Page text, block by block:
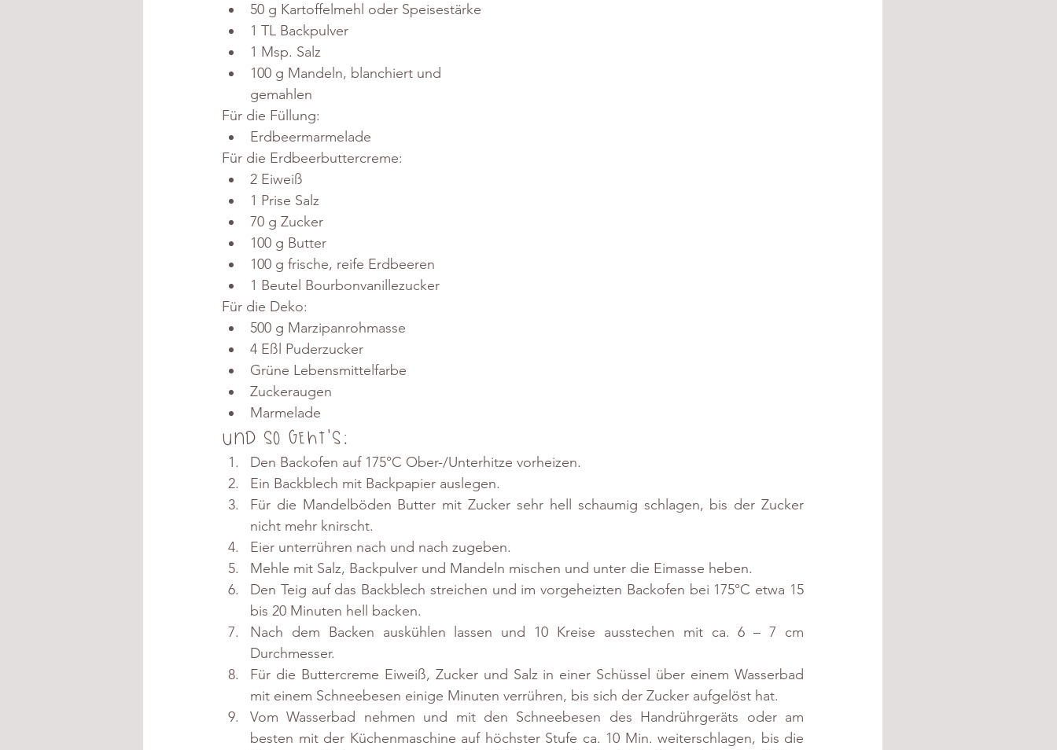
50 g Kartoffelmehl oder Speisestärke
1 TL Backpulver
1 Msp. Salz
100 g Mandeln, blanchiert und
gemahlen
Für die Füllung:
Erdbeermarmelade
Für die Erdbeerbuttercreme:
2 Eiweiß
1 Prise Salz
70 g Zucker
100 g Butter
100 g frische, reife Erdbeeren
1 Beutel Bourbonvanillezucker
Für die Deko:
500 g Marzipanrohmasse
4 Eßl Puderzucker
Grüne Lebensmittelfarbe
Zuckeraugen
Marmelade
Und so geht's:
Den Backofen auf 175°C Ober-/Unterhitze vorheizen.
Ein Backblech mit Backpapier auslegen.
Für die Mandelböden Butter mit Zucker sehr hell schaumig schlagen, bis der Zucker
nicht mehr knirscht.
Eier unterrühren nach und nach zugeben.
Mehle mit Salz, Backpulver und Mandeln mischen und unter die Eimasse heben.
Den Teig auf das Backblech streichen und im vorgeheizten Backofen bei 175°C etwa 15
bis 20 Minuten hell backen.
Nach dem Backen auskühlen lassen und 10 Kreise ausstechen mit ca. 6 – 7 cm
Durchmesser.
Für die Buttercreme Eiweiß, Zucker und Salz in einer Schüssel über einem Wasserbad
mit einem Schneebesen einige Minuten verrühren, bis sich der Zucker aufgelöst hat.
Vom Wasserbad nehmen und mit den Schneebesen des Handrührgeräts oder am
besten mit der Küchenmaschine auf höchster Stufe ca. 10 Min. weiterschlagen, bis die